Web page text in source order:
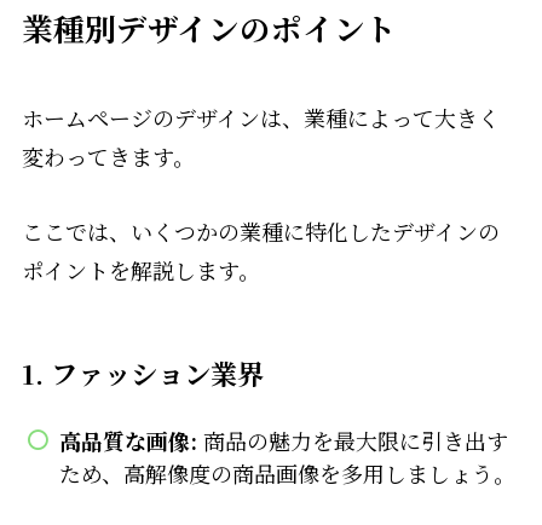
業種別デザインのポイント
ホームページのデザインは、業種によって大きく
変わってきます。
ここでは、いくつかの業種に特化したデザインの
ポイントを解説します。
1. ファッション業界
高品質な画像: 商品の魅力を最大限に引き出す
ため、高解像度の商品画像を多用しましょう。